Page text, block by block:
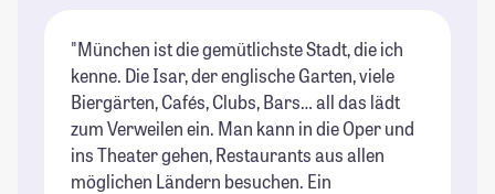
"München ist die gemütlichste Stadt, die ich
kenne. Die Isar, der englische Garten, viele
Biergärten, Cafés, Clubs, Bars… all das lädt
zum Verweilen ein. Man kann in die Oper und
ins Theater gehen, Restaurants aus allen
möglichen Ländern besuchen. Ein